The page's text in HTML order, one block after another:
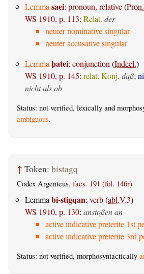
Lemmasaei: pronoun, relative(Pron.
WS 1910, p. 113: Relat. der
neuter nominative singular
neuter accusative singular
Lemmaþatei: conjunction(Indecl.)
WS 1910, p. 145: relat. Konj. daß;
nicht als ob
Status: not verified, lexically and
ambiguous.
↑ Token: bistagq
Codex Argenteus, facs. 191 (fol. 146r)
Lemma bi-stigqan: verb(abl.V.3)
WS 1910, p. 130: anstoßen an
active indicative preterite 1st
active indicative preterite 3rd
Status: not verified, morphosyntactically